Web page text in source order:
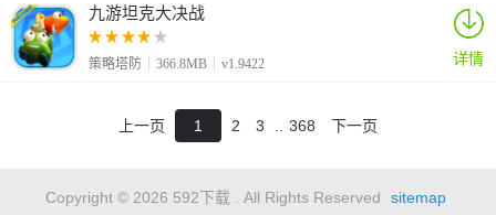
九游坦克大决战
策略塔防 366.8MB v1.9422 详情
上一页 1 2 3 368 下一页
Copyright © 2026 592下载 . All Rights Reserved sitemap